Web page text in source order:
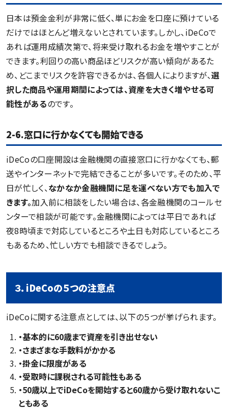
日本は預金金利が非常に低く、単にお金を口座に預けている
だけではほとんど増えないとされています。しかし、iDeCoで
あれば運用成績次第で、将来受け取れるお金を増やすことが
できます。利回りの高い商品ほどリスクが高い傾向があるた
め、どこまでリスクを許容できるかは、各個人によりますが、選
択した商品や運用期間によっては、資産を大きく増やせる可
能性があるのです。
2-6.窓口に行かなくても開始できる
iDeCoの口座開設は金融機関の直接窓口に行かなくても、郵
送やインターネットで完結できることが多いです。そのため、平
日が忙しく、なかなか金融機関に足を運べない方でも加入で
きます。加入前に相談をしたい場合は、各金融機関のコールセ
ンターで相談が可能です。金融機関によっては平日であれば
夜8時頃まで対応しているところや土日も対応しているところ
もあるため、忙しい方でも相談できるでしょう。
３．iDeCoの５つの注意点
iDeCoに関する注意点としては、以下の５つが挙げられます。
・基本的に60歳まで資産を引き出せない
・さまざまな手数料がかかる
・掛金に限度がある
・受取時に課税される可能性もある
・50歳以上でiDeCoを開始すると60歳から受け取れないこ
ともある